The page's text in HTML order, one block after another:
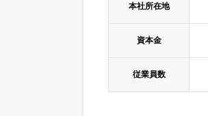
本社所在地
資本金
従業員数